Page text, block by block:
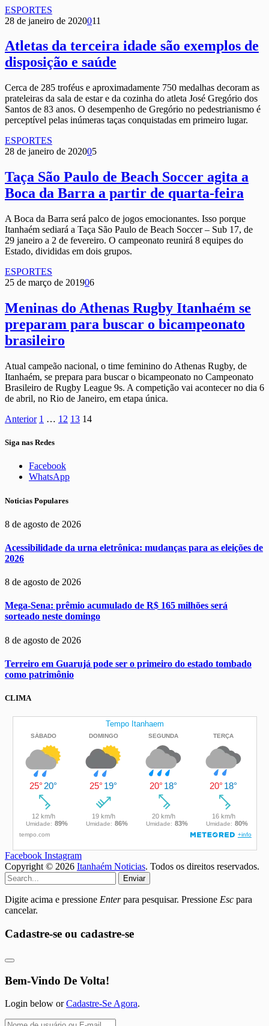
ESPORTES
28 de janeiro de 2020011
Atletas da terceira idade são exemplos de
disposição e saúde
Cerca de 285 troféus e aproximadamente 750 medalhas decoram as
prateleiras da sala de estar e da cozinha do atleta José Gregório dos
Santos de 83 anos. O desempenho de Gregório no pedestrianismo é
perceptível pelas inúmeras taças conquistadas em primeiro lugar.
ESPORTES
28 de janeiro de 202005
Taça São Paulo de Beach Soccer agita a
Boca da Barra a partir de quarta-feira
A Boca da Barra será palco de jogos emocionantes. Isso porque
Itanhaém sediará a Taça São Paulo de Beach Soccer – Sub 17, de
29 janeiro a 2 de fevereiro. O campeonato reunirá 8 equipes do
Estado, divididas em dois grupos.
ESPORTES
25 de março de 201906
Meninas do Athenas Rugby Itanhaém se
preparam para buscar o bicampeonato
brasileiro
Atual campeão nacional, o time feminino do Athenas Rugby, de
Itanhaém, se prepara para buscar o bicampeonato no Campeonato
Brasileiro de Rugby League 9s. A competição vai acontecer no dia 6
de abril, no Rio de Janeiro, em etapa única.
Anterior 1 … 12 13 14
Siga nas Redes
Facebook
WhatsApp
Noticias Populares
8 de agosto de 2026
Acessibilidade da urna eletrônica: mudanças para as eleições de
2026
8 de agosto de 2026
Mega-Sena: prêmio acumulado de R$ 165 milhões será
sorteado neste domingo
8 de agosto de 2026
Terreiro em Guarujá pode ser o primeiro do estado tombado
como patrimônio
CLIMA
Facebook Instagram
Copyright © 2026 Itanhaém Noticias. Todos os direitos reservados.
Enviar
Digite acima e pressione Enterpara pesquisar. Pressione Esc para
cancelar.
Cadastre-se ou cadastre-se
Bem-Vindo De Volta!
Login below orCadastre-Se Agora.